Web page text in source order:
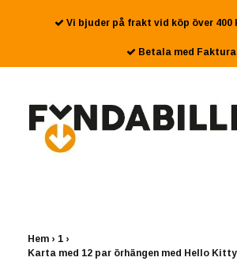
Vi bjuder på frakt vid köp över 400
Betala med Faktura
Hem › 1 ›
Karta med 12 par örhängen med Hello